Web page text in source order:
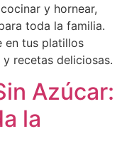
y hornear,
toda la familia.
en tus platillos
recetas deliciosas.
Azúcar:
la